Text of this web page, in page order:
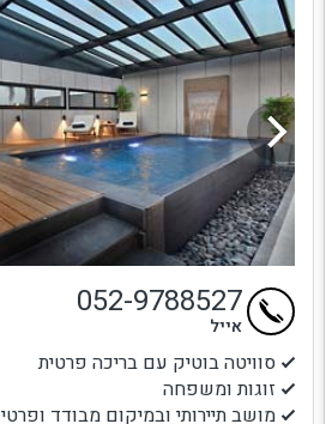
סוויטה בוטיק עם בריכה פרטית
זוגות ומשפחה
מושב תיירותי ובמיקום מבודד ופרטי
052-9788527
אייל